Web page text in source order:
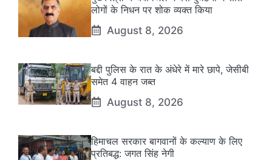
लोगों के निधन पर शोक व्यक्त किया
August 8, 2026
बद्दी पुलिस के रात के अंधेरे में मारे छापे, जेसीबी
समेत 4 वाहन जब्त
August 8, 2026
हिमाचल सरकार बागवानों के कल्याण के लिए
प्रतिबद्ध: जगत सिंह नेगी